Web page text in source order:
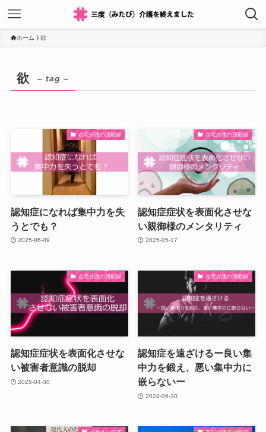
ホーム 欲
欲 – tag –
在宅介護の回顧録
認知症になれば集中力を失
うとでも？
2025-06-09
在宅介護の回顧録
認知症症状を表面化させな
い親御様のメンタリティ
2025-05-17
在宅介護の回顧録
認知症症状を表面化させな
い被害者意識の脱却
2025-04-30
在宅介護の回顧録
認知症を遠ざけるー良い集
中力を鍛え、悪い集中力に
嵌らないー
2024-06-30